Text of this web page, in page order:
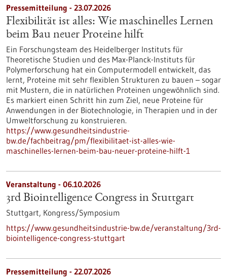
Pressemitteilung - 23.07.2026
Flexibilität ist alles: Wie maschinelles Lernen
beim Bau neuer Proteine hilft
Ein Forschungsteam des Heidelberger Instituts für
Theoretische Studien und des Max-Planck-Instituts für
Polymerforschung hat ein Computermodell entwickelt, das
lernt, Proteine mit sehr flexiblen Strukturen zu bauen – sogar
mit Mustern, die in natürlichen Proteinen ungewöhnlich sind.
Es markiert einen Schritt hin zum Ziel, neue Proteine für
Anwendungen in der Biotechnologie, in Therapien und in der
Umweltforschung zu konstruieren.
https://www.gesundheitsindustrie-
bw.de/fachbeitrag/pm/flexibilitaet-ist-alles-wie-
maschinelles-lernen-beim-bau-neuer-proteine-hilft-1
Veranstaltung - 06.10.2026
3rd Biointelligence Congress in Stuttgart
Stuttgart, Kongress/Symposium
https://www.gesundheitsindustrie-bw.de/veranstaltung/3rd-
biointelligence-congress-stuttgart
Pressemitteilung - 22.07.2026